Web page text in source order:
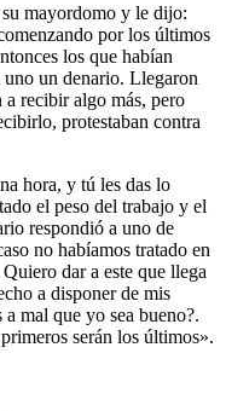
mayordomo y le dijo:
por los últimos
los que habían
un denario. Llegaron
a recibir algo más, pero
protestaban contra
hora, y tú les das lo
el peso del trabajo y el
respondió a uno de
no habíamos tratado en
dar a este que llega
a disponer de mis
mal que yo sea bueno?.
serán los últimos».